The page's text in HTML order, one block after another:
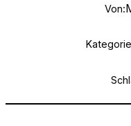
Von: